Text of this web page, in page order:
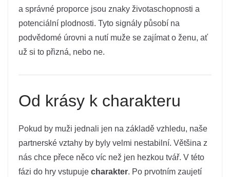
a správné proporce jsou znaky životaschopnosti a
potenciální plodnosti. Tyto signály působí na
podvědomé úrovni a nutí muže se zajímat o ženu, ať
už si to přizná, nebo ne.
Od krásy k charakteru
Pokud by muži jednali jen na základě vzhledu, naše
partnerské vztahy by byly velmi nestabilní. Většina z
nás chce přece něco víc než jen hezkou tvář. V této
fázi do hry vstupuje charakter. Po prvotním zaujetí